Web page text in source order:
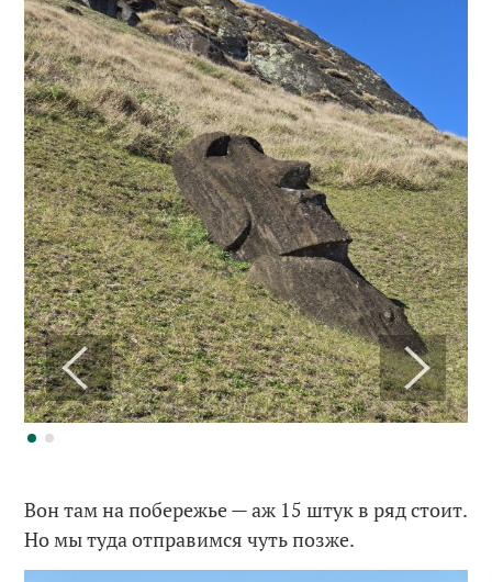
Вон там на побережье — аж 15 штук в ряд стоит.
Но мы туда отправимся чуть позже.